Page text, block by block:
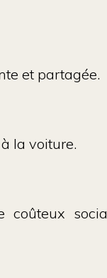
et partagée.
la voiture.